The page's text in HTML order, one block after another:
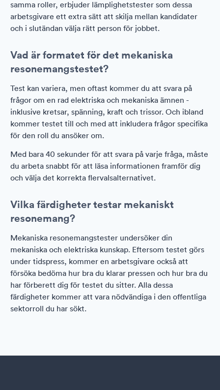
samma roller, erbjuder lämplighetstester som dessa
arbetsgivare ett extra sätt att skilja mellan kandidater
och i slutändan välja rätt person för jobbet.
Vad är formatet för det mekaniska
resonemangstestet?
Test kan variera, men oftast kommer du att svara på
frågor om en rad elektriska och mekaniska ämnen -
inklusive kretsar, spänning, kraft och trissor. Och ibland
kommer testet till och med att inkludera frågor specifika
för den roll du ansöker om.
Med bara 40 sekunder för att svara på varje fråga, måste
du arbeta snabbt för att läsa informationen framför dig
och välja det korrekta flervalsalternativet.
Vilka färdigheter testar mekaniskt
resonemang?
Mekaniska resonemangstester undersöker din
mekaniska och elektriska kunskap. Eftersom testet görs
under tidspress, kommer en arbetsgivare också att
försöka bedöma hur bra du klarar pressen och hur bra du
har förberett dig för testet du sitter. Alla dessa
färdigheter kommer att vara nödvändiga i den offentliga
sektorroll du har sökt.